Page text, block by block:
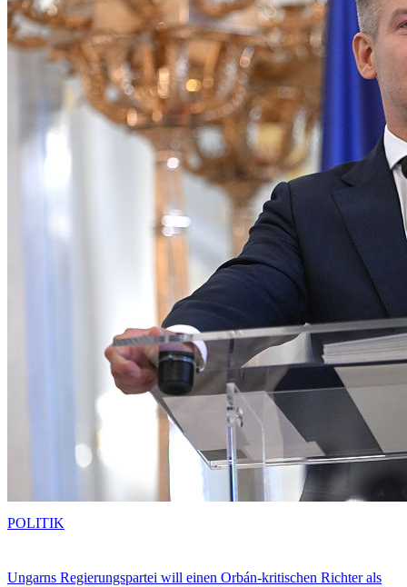
Ungarns Regierungspartei will einen Orbán-kritischen Richter als
POLITIK